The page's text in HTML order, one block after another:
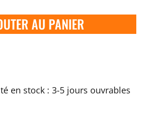
AU PANIER
en stock : 3-5 jours ouvrables